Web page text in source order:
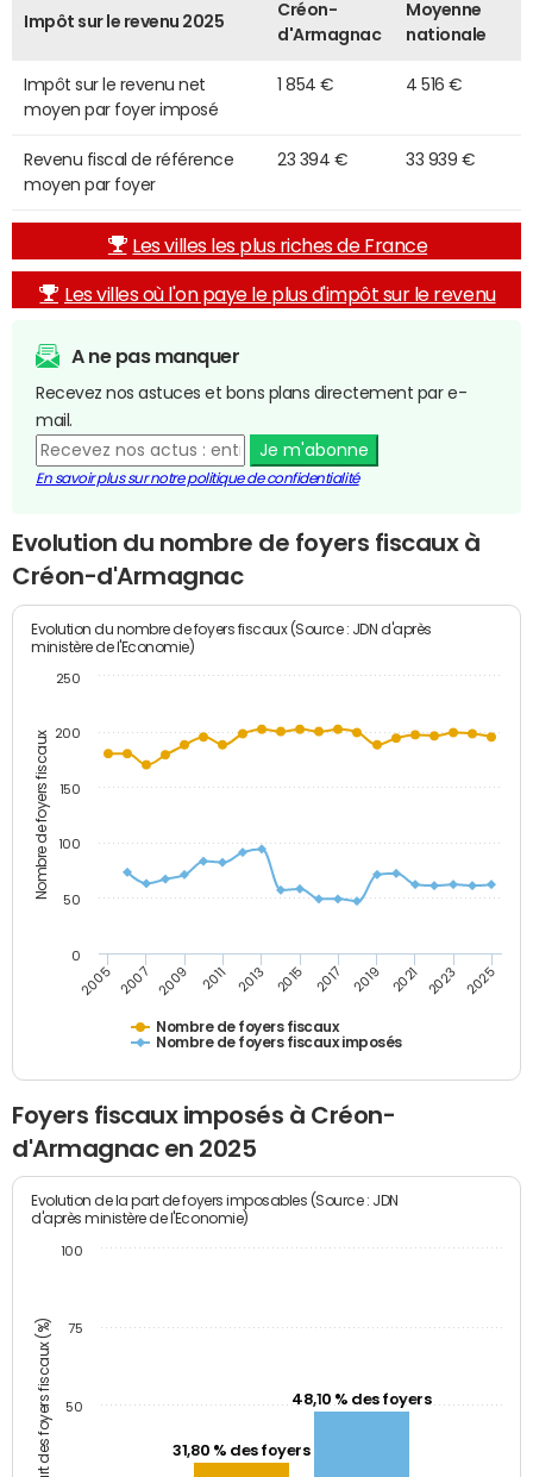
Impôt sur le revenu 2025
Créon-
d'Armagnac
Moyenne
nationale
Impôt sur le revenu net
moyen par foyer imposé
1 854 € 4 516 €
Revenu fiscal de référence
moyen par foyer
23 394 € 33 939 €
Les villes les plus riches de France
Les villes où l'on paye le plus d'impôt sur le revenu
A ne pas manquer
Recevez nos astuces et bons plans directement par e-
mail.
Je m'abonne
En savoir plus sur notre politique de confidentialité
Evolution du nombre de foyers fiscaux à
Créon-d'Armagnac
Nombre de foyers fiscaux
Evolution du nombre de foyers fiscaux (Source : JDN d'après
ministère de l'Economie)
Nombre de foyers fiscaux
Nombre de foyers fiscaux imposés
2005 2007 2009 2011 2013 2015 2017 2019 2021 2023 2025
0
50
100
150
200
250
Foyers fiscaux imposés à Créon-
d'Armagnac en 2025
Part des foyers fiscaux (%)
Evolution de la part de foyers imposables (Source : JDN
d'après ministère de l'Economie)
31,80 % des foyers
48,10 % des foyers
50
75
100